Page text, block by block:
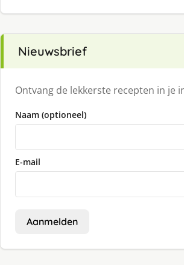
Nieuwsbrief
Ontvang de lekkerste recepten in je
Naam (optioneel)
E-mail
Aanmelden